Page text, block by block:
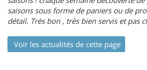
saisons sous forme de paniers ou de
détail. Très bon , très bien servis et pas
Voir les actualités de cette page